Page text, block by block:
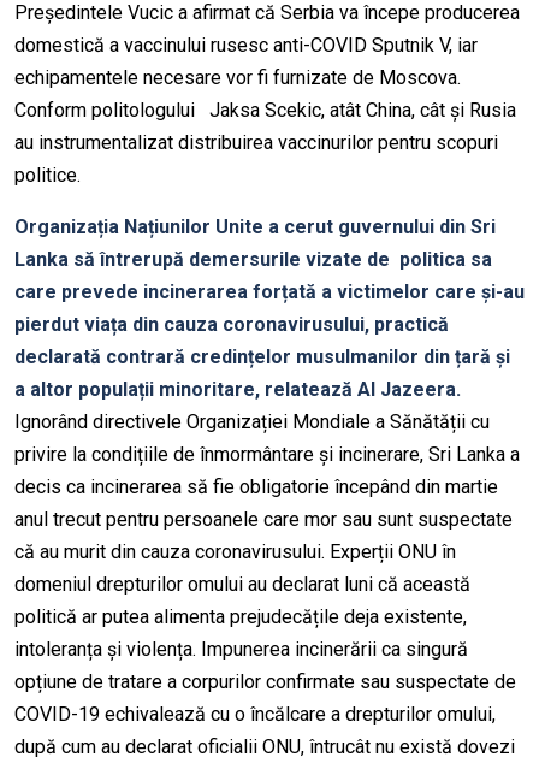
Președintele Vucic a afirmat că Serbia va începe producerea
domestică a vaccinului rusesc anti-COVID Sputnik V, iar
echipamentele necesare vor fi furnizate de Moscova.
Conform politologului Jaksa Scekic, atât China, cât și Rusia
au instrumentalizat distribuirea vaccinurilor pentru scopuri
politice.
Organizația Națiunilor Unite a cerut guvernului din Sri
Lanka să întrerupă demersurile vizate de politica sa
care prevede incinerarea forțată a victimelor care și-au
pierdut viața din cauza coronavirusului, practică
declarată contrară credințelor musulmanilor din țară și
a altor populații minoritare, relatează Al Jazeera.
Ignorând directivele Organizației Mondiale a Sănătății cu
privire la condițiile de înmormântare și incinerare, Sri Lanka a
decis ca incinerarea să fie obligatorie începând din martie
anul trecut pentru persoanele care mor sau sunt suspectate
că au murit din cauza coronavirusului. Experții ONU în
domeniul drepturilor omului au declarat luni că această
politică ar putea alimenta prejudecățile deja existente,
intoleranța și violența. Impunerea incinerării ca singură
opțiune de tratare a corpurilor confirmate sau suspectate de
COVID-19 echivalează cu o încălcare a drepturilor omului,
după cum au declarat oficialii ONU, întrucât nu există dovezi